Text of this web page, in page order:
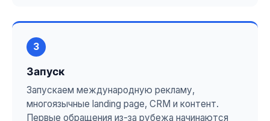
3
Запуск
Запускаем международную рекламу,
многоязычные landing page, CRM и контент.
Первые обращения из-за рубежа начинаются